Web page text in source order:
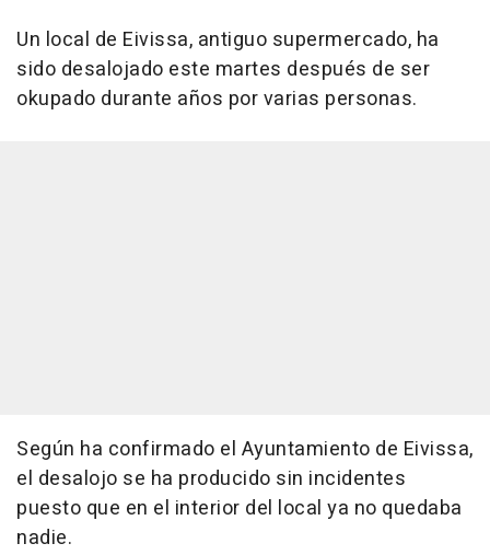
Un local de Eivissa, antiguo supermercado, ha
sido desalojado este martes después de ser
okupado durante años por varias personas.
Según ha confirmado el Ayuntamiento de Eivissa,
el desalojo se ha producido sin incidentes
puesto que en el interior del local ya no quedaba
nadie.